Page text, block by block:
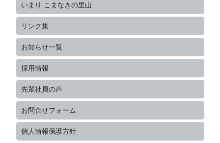
いまり こまなきの里山
リンク集
お知らせ一覧
採用情報
先輩社員の声
お問合せフォーム
個人情報保護方針